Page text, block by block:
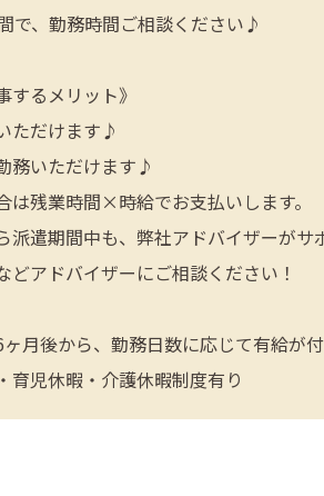
で、勤務時間ご相談ください♪
するメリット》
ただけます♪
務いただけます♪
は残業時間×時給でお支払いします。
遣期間中も、弊社アドバイザーがサ
どアドバイザーにご相談ください！
月後から、勤務日数に応じて有給が
児休暇・介護休暇制度有り